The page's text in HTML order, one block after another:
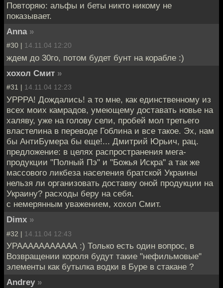
Повторяю: альфы и беты никто никому не
показывает.
Anna »
#30 | 14.11.04 12:20
ждем до 30го, потом будет бунт на корабле :)
хохол Смит »
#31 | 14.11.04 12:23
УРРРА! Дождались! а то мне, как единственному из
всех моих камрадов, умеющему доставать новье на
халяву, уже на голову сели, пробей мол третьего
властелина в переводе Гоблина и все такое. Эх, нам
бы АнтиБумера бы еще!... Дмитрий Юрьич, рац.
предложение: в целях распространения мега-
продукции "Полный Пэ" и "Божья Искра" а так же
массового ликбеза населения братской Украины
нельзя ли организовать доставку оной продукции на
Украину? расходы беру на себя.
с немерянным уважением, хохол Смит.
Dimx »
#32 | 14.11.04 12:43
УРААААААААААА :) Только есть один вопрос, в
Возвращении короля будут такие "нефильмовые"
элементы как бутылка водки в Буре в стакане ?
Andrey »